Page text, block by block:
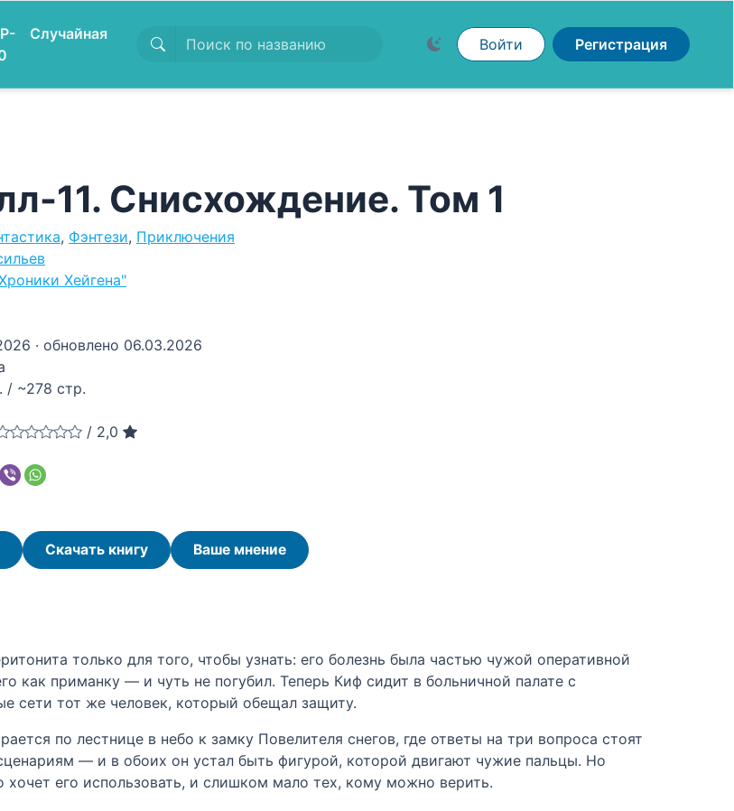
Случайная
Войти Регистрация
11. Снисхождение. Том 1
, Фэнтези, Приключения
Хейгена"
· обновлено 06.03.2026
/ ~278 стр.
/ 2,0
Скачать книгу Ваше мнение
только для того, чтобы узнать: его болезнь была частью чужой оперативной
как приманку — и чуть не погубил. Теперь Киф сидит в больничной палате с
сети тот же человек, который обещал защиту.
по лестнице в небо к замку Повелителя снегов, где ответы на три вопроса стоят
— и в обоих он устал быть фигурой, которой двигают чужие пальцы. Но
его использовать, и слишком мало тех, кому можно верить.